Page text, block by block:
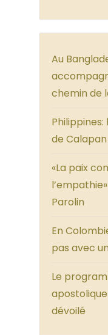
Au
chemin de
de
«La paix
Parolin
En
pas avec
Le
dévoilé